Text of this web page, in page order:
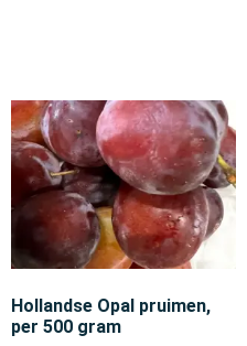
Hollandse Opal pruimen,
per 500 gram